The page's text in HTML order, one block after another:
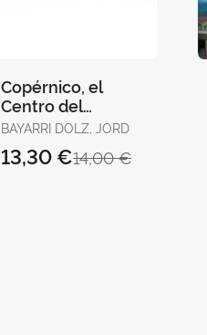
Copérnico, el
Centro del
Universo
BAYARRI DOLZ, JORD
14,00 €
13,30 €